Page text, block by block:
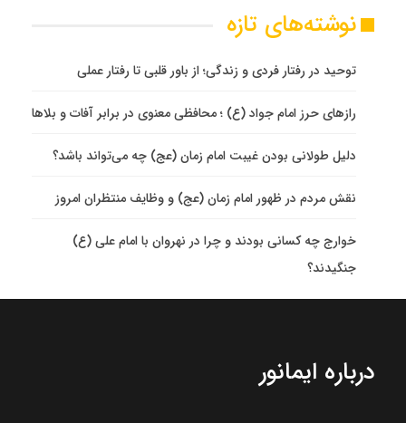
نوشته‌های تازه
توحید در رفتار فردی و زندگی؛ از باور قلبی تا رفتار عملی
رازهای حرز امام جواد (ع) ؛ محافظی معنوی در برابر آفات و بلاها
دلیل طولانی بودن غیبت امام زمان (عج) چه می‌تواند باشد؟
نقش مردم در ظهور امام زمان (عج) و وظایف منتظران امروز
خوارج چه کسانی بودند و چرا در نهروان با امام علی (ع)
جنگیدند؟
درباره ایمانور